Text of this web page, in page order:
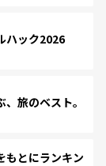
ハック2026
旅のベスト。
とにランキン